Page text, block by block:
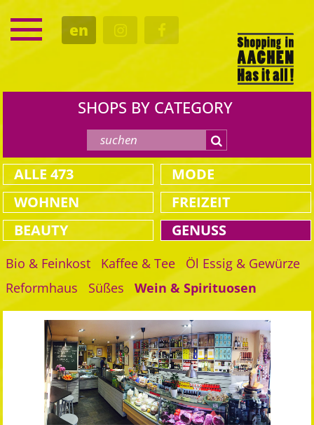
en
SERVICE
DATES
CULTURE
EATING OUT
SHOPS BY CATEGORY
ALLE 473
MODE
WOHNEN
FREIZEIT
BEAUTY
GENUSS
Bio & Feinkost Kaffee & Tee
Öl Essig & Gewürze
Reformhaus
Süßes Wein & Spirituosen